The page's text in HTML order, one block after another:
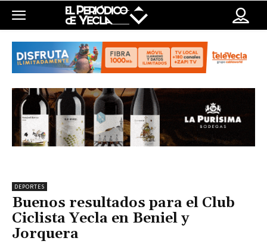
DEPORTES
Buenos resultados para el Club
Ciclista Yecla en Beniel y
Jorquera